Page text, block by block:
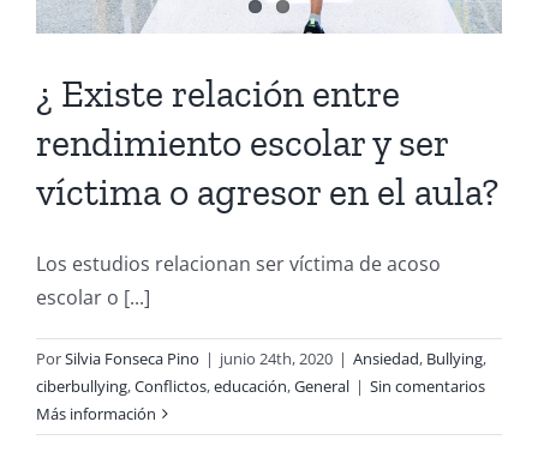
¿ Existe relación entre
rendimiento escolar y ser
víctima o agresor en el aula?
Los estudios relacionan ser víctima de acoso
escolar o [...]
PorSilvia Fonseca Pino | junio 24th, 2020 | Ansiedad, Bullying,
ciberbullying,Conflictos,educación,General | Sin comentarios
Más información